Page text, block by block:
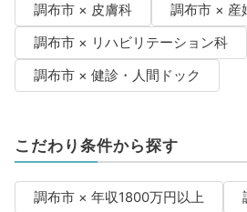
調布市 × 皮膚科
調布市 × 産
調布市 × リハビリテーション科
調布市 × 健診・人間ドック
こだわり条件から探す
調布市 × 年収1800万円以上